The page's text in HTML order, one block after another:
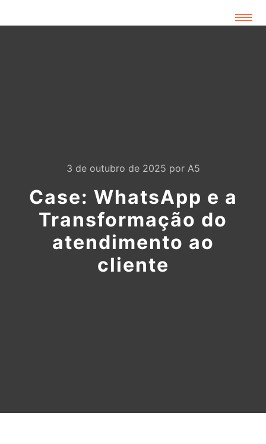
3 de outubro de 2025 por A5
Case: WhatsApp e a
Transformação do
atendimento ao
cliente